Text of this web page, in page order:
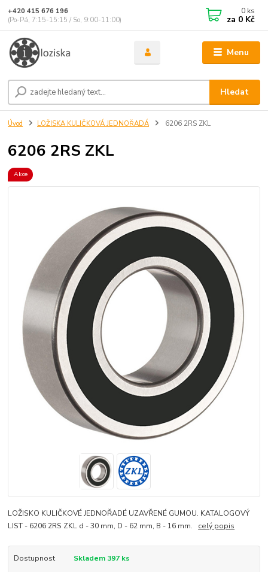
Menu
Hledat
+420 415 676 196
(Po-Pá, 7:15-15:15 / So, 9:00-11:00)
0 ks
za 0 Kč
Úvod LOŽISKA KULIČKOVÁ JEDNOŘADÁ 6206 2RS ZKL
6206 2RS ZKL
Akce
LOŽISKO KULIČKOVÉ JEDNOŘADÉ UZAVŘENÉ GUMOU. KATALOGOVÝ
LIST - 6206 2RS ZKL d - 30 mm, D - 62 mm, B - 16 mm. celý popis
Dostupnost Skladem 397 ks